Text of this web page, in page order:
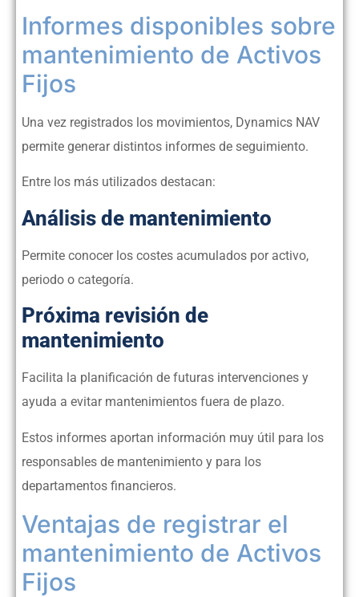
Informes disponibles sobre
mantenimiento de Activos
Fijos
Una vez registrados los movimientos, Dynamics NAV
permite generar distintos informes de seguimiento.
Entre los más utilizados destacan:
Análisis de mantenimiento
Permite conocer los costes acumulados por activo,
periodo o categoría.
Próxima revisión de
mantenimiento
Facilita la planificación de futuras intervenciones y
ayuda a evitar mantenimientos fuera de plazo.
Estos informes aportan información muy útil para los
responsables de mantenimiento y para los
departamentos financieros.
Ventajas de registrar el
mantenimiento de Activos
Fijos